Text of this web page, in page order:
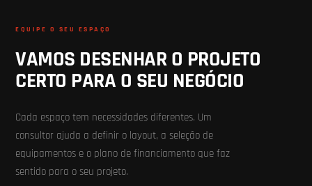
EQUIPE O SEU ESPAÇO
VAMOS DESENHAR O PROJETO
CERTO PARA O SEU NEGÓCIO
Cada espaço tem necessidades diferentes. Um
consultor ajuda a definir o layout, a seleção de
equipamentos e o plano de financiamento que faz
sentido para o seu projeto.